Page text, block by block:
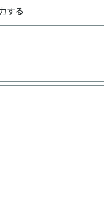
する